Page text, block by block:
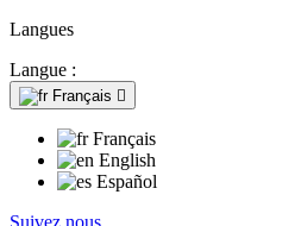
Langues
Langue :
Français 
Français
English
Español
Suivez nous